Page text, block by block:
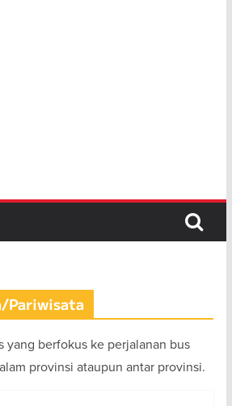
Pariwisata
yang berfokus ke perjalanan bus
provinsi ataupun antar provinsi.